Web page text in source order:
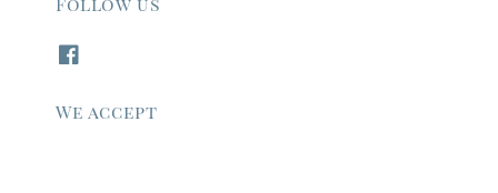
We accept